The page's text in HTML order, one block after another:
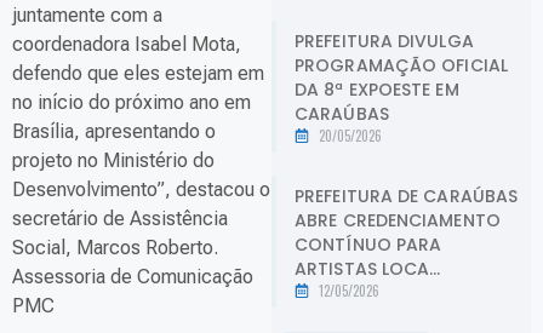
juntamente com a
coordenadora Isabel Mota,
defendo que eles estejam em
no início do próximo ano em
Brasília, apresentando o
projeto no Ministério do
Desenvolvimento”, destacou o
secretário de Assistência
Social, Marcos Roberto.
Assessoria de Comunicação
PMC
PREFEITURA DIVULGA
PROGRAMAÇÃO OFICIAL
DA 8ª EXPOESTE EM
CARAÚBAS
20/05/2026
PREFEITURA DE CARAÚBAS
ABRE CREDENCIAMENTO
CONTÍNUO PARA
ARTISTAS LOCA...
12/05/2026